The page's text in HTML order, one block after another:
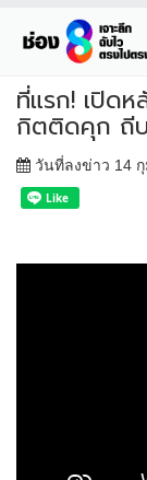
ที่แรก! เปิด
กิตติดคุก ถี
วันที่ลงข่าว 14